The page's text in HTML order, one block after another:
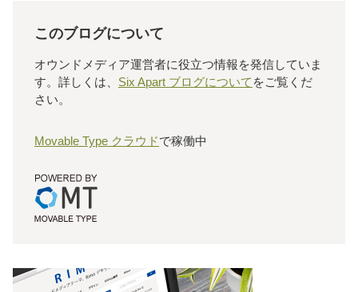
このブログについて
オウンドメディア運営者に役立つ情報を発信していま
す。詳しくは、 Six Apart ブログについて をご覧くだ
さい。
Movable Type クラウドで稼働中